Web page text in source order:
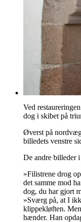
Ved
dog i skibet på
Øverst på
billedets venstre
De andre billeder
»Filistrene drog
det samme mod
dog, du har gjort
»Sværg på, at I
klippekløften.
hænder. Han